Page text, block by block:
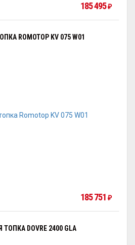
185 495 ₽
ROMOTOP KV 075 W01
185 751 ₽
DOVRE 2400 GLA